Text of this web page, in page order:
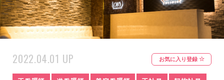
お気に入り登録
2022.04.01 UP